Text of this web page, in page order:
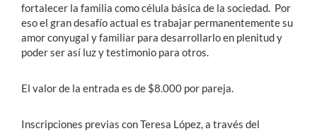
fortalecer la familia como célula básica de la sociedad. Por
eso el gran desafío actual es trabajar permanentemente su
amor conyugal y familiar para desarrollarlo en plenitud y
poder ser así luz y testimonio para otros.
El valor de la entrada es de $8.000 por pareja.
Inscripciones previas con Teresa López, a través del